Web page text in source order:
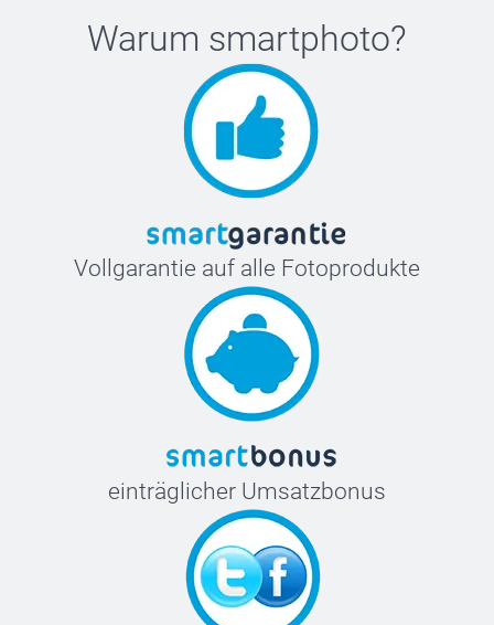
Warum smartphoto?
Vollgarantie auf alle Fotoprodukte
einträglicher Umsatzbonus